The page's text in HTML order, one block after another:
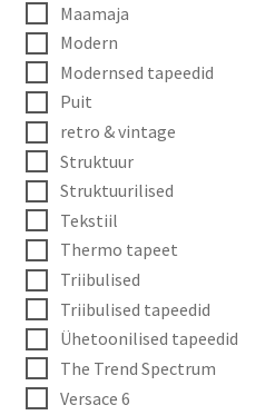
Maamaja
Modern
Modernsed tapeedid
Puit
retro & vintage
Struktuur
Struktuurilised
Tekstiil
Thermo tapeet
Triibulised
Triibulised tapeedid
Ühetoonilised tapeedid
The Trend Spectrum
Versace 6